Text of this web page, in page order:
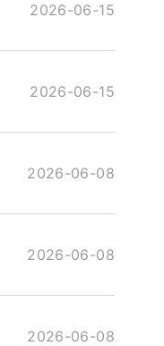
2026-06-15
2026-06-15
2026-06-08
2026-06-08
2026-06-08